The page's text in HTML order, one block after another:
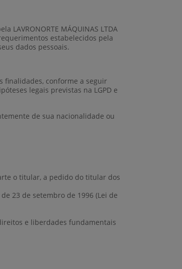
MÁQUINAS LTDA
estabelecidos pela
dados pessoais.
finalidades, conforme a seguir
legais previstas na LGPD e
de sua nacionalidade ou
o titular, a pedido do titular dos
23 de setembro de 1996 (Lei de
e liberdades fundamentais